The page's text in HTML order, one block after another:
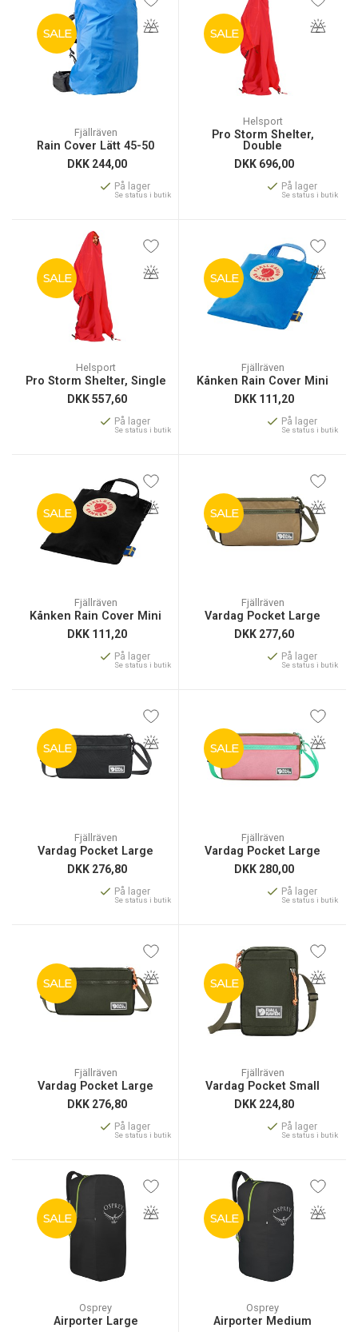
SALE
Fjällräven
Rain Cover Lätt 45-50
DKK 244,00
På lager
Se status i butik
SALE
Helsport
Pro Storm Shelter,
Double
DKK 696,00
På lager
Se status i butik
SALE
Helsport
Pro Storm Shelter, Single
DKK557,60
På lager
Se status i butik
SALE
Fjällräven
Kånken Rain Cover Mini
DKK 111,20
På lager
Se status i butik
SALE
Fjällräven
Kånken Rain Cover Mini
DKK 111,20
På lager
Se status i butik
SALE
Fjällräven
Vardag Pocket Large
DKK 277,60
På lager
Se status i butik
SALE
Fjällräven
Vardag Pocket Large
DKK 276,80
På lager
Se status i butik
SALE
Fjällräven
Vardag Pocket Large
DKK 280,00
På lager
Se status i butik
SALE
Fjällräven
Vardag Pocket Large
DKK 276,80
På lager
Se status i butik
SALE
Fjällräven
Vardag Pocket Small
DKK 224,80
På lager
Se status i butik
SALE
Osprey
Airporter Large
SALE
Osprey
Airporter Medium